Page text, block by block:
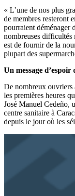
« L’une de nos plus
de membres resteront
pourraient déménager
nombreuses difficultés
est de fournir de la
plupart des
Un message d’espoir
De nombreux ouvriers
les premières heures
José Manuel Cedeño,
centre sanitaire à
depuis le jour où les